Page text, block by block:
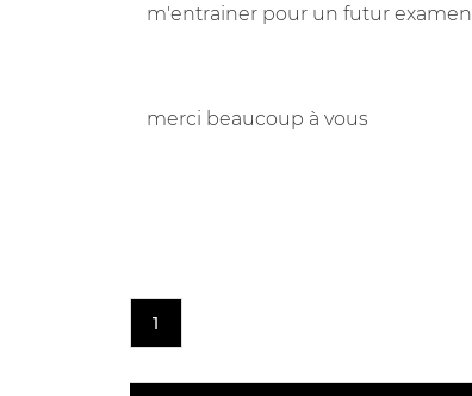
m'entrainer pour un futur examen
merci beaucoup à vous
1